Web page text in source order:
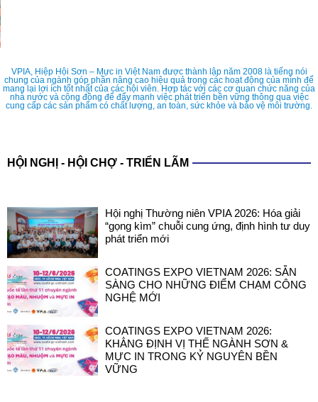
VPIA, Hiệp Hội Sơn – Mực in Việt Nam được thành lập năm 2008 là tiếng nói
chung của ngành góp phần nâng cao hiệu quả trong các hoạt động của mình để
mang lại lợi ích tốt nhất của các hội viên. Hợp tác với các cơ quan chức năng của
nhà nước và cộng đồng để đẩy mạnh việc phát triển bền vững thông qua việc
cung cấp các sản phẩm có chất lượng, an toàn, sức khỏe và bảo vệ môi trường.
HỘI NGHỊ - HỘI CHỢ - TRIỂN LÃM
Hội nghị Thường niên VPIA 2026: Hóa giải
“gọng kìm” chuỗi cung ứng, định hình tư duy
phát triển mới
COATINGS EXPO VIETNAM 2026: SẴN
SÀNG CHO NHỮNG ĐIỂM CHẠM CÔNG
NGHỆ MỚI
COATINGS EXPO VIETNAM 2026:
KHẲNG ĐỊNH VỊ THẾ NGÀNH SƠN &
MỰC IN TRONG KỶ NGUYÊN BỀN
VỮNG